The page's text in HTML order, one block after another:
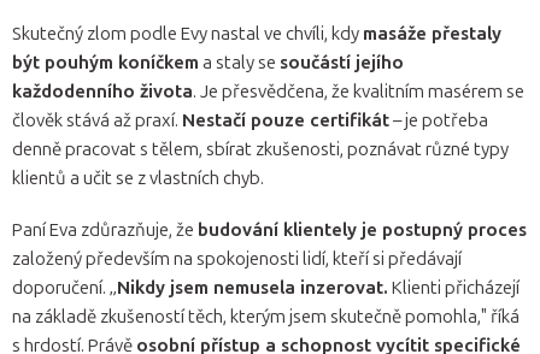
Skutečný zlom podle Evy nastal ve chvíli, kdy masáže přestaly
být pouhým koníčkem a staly se součástí jejího
každodenního života. Je přesvědčena, že kvalitním masérem se
člověk stává až praxí. Nestačí pouze certifikát– je potřeba
denně pracovat s tělem, sbírat zkušenosti, poznávat různé typy
klientů a učit se z vlastních chyb.
Paní Eva zdůrazňuje, že budování klientely je postupný proces
založený především na spokojenosti lidí, kteří si předávají
doporučení. „Nikdy jsem nemusela inzerovat. Klienti přicházejí
na základě zkušeností těch, kterým jsem skutečně pomohla," říká
s hrdostí. Právě osobní přístup a schopnost vycítit specifické